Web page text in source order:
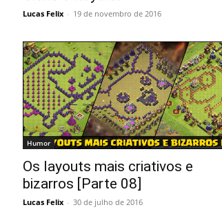
Lucas Felix - 19 de novembro de 2016
Humor
Os layouts mais criativos e
bizarros [Parte 08]
Lucas Felix - 30 de julho de 2016